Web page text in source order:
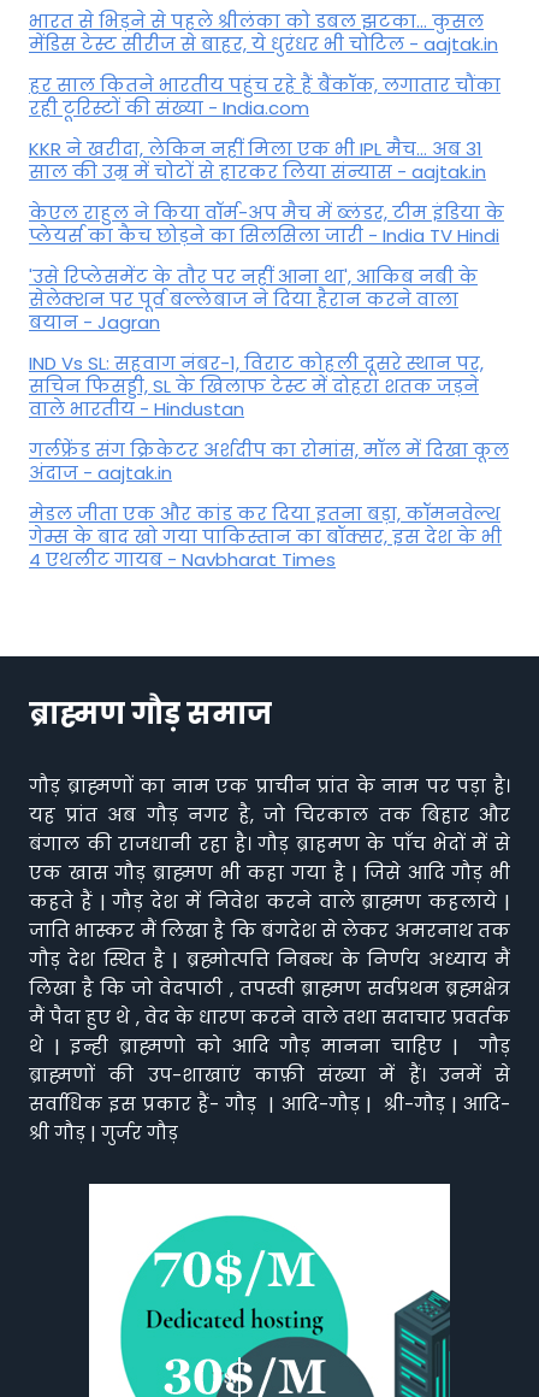
भारत से भिड़ने से पहले श्रीलंका को डबल झटका... कुसल
मेंडिस टेस्ट सीरीज से बाहर, ये धुरंधर भी चोटिल - aajtak.in
हर साल कितने भारतीय पहुंच रहे हैं बैंकॉक, लगातार चौंका
रही टूरिस्टों की संख्या - India.com
KKR ने खरीदा, लेकिन नहीं मिला एक भी IPL मैच... अब 31
साल की उम्र में चोटों से हारकर लिया संन्यास - aajtak.in
केएल राहुल ने किया वॉर्म-अप मैच में ब्लंडर, टीम इंडिया के
प्लेयर्स का कैच छोड़ने का सिलसिला जारी - India TV Hindi
'उसे रिप्लेसमेंट के तौर पर नहीं आना था', आकिब नबी के
सेलेक्शन पर पूर्व बल्लेबाज ने दिया हैरान करने वाला
बयान - Jagran
IND Vs SL: सहवाग नंबर-1, विराट कोहली दूसरे स्थान पर,
सचिन फिसड्डी, SL के खिलाफ टेस्ट में दोहरा शतक जड़ने
वाले भारतीय - Hindustan
गर्लफ्रेंड संग क्रिकेटर अर्शदीप का रोमांस, मॉल में द‍िखा कूल
अंदाज - aajtak.in
मेडल जीता एक और कांड कर दिया इतना बड़ा, कॉमनवेल्थ
गेम्स के बाद खो गया पाकिस्तान का बॉक्सर, इस देश के भी
4 एथलीट गायब - Navbharat Times
ब्राह्मण गौड़ समाज
गौड़ ब्राह्मणों का नाम एक प्राचीन प्रांत के नाम पर पड़ा है।
यह प्रांत अब गौड़ नगर है, जो चिरकाल तक बिहार और
बंगाल की राजधानी रहा है। गौड़ ब्राहमण के पाँच भेदों में से
एक खास गौड़ ब्राह्मण भी कहा गया है | जिसे आदि गौड़ भी
कहते हैं | गौड़ देश में निवेश करने वाले ब्राह्मण कहलाये |
जाति भास्कर मैं लिखा है कि बंगदेश से लेकर अमरनाथ तक
गौड़ देश स्थित है | ब्रह्मोत्पत्ति निबन्ध के निर्णय अध्याय मैं
लिखा है कि जो वेदपाठी , तपस्वी ब्राह्मण सर्वप्रथम ब्रह्मक्षेत्र
मैं पैदा हुए थे , वेद के धारण करने वाले तथा सदाचार प्रवर्तक
थे | इन्ही ब्राह्मणो को आदि गौड़ मानना चाहिए | गौड़
ब्राह्मणों की उप-शाखाएं काफ़ी संख्या में हैं। उनमें से
सर्वाधिक इस प्रकार हैं- गौड़ | आदि-गौड़ | श्री-गौड़ | आदि-
श्री गौड़ | गुर्जर गौड़